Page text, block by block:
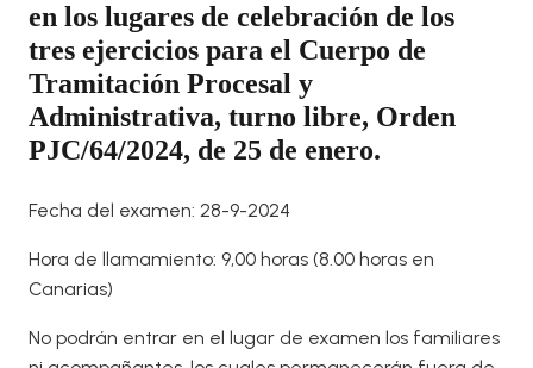
en los lugares de celebración de los
tres ejercicios para el Cuerpo de
Tramitación Procesal y
Administrativa, turno libre, Orden
PJC/64/2024, de 25 de enero.
Fecha del examen: 28-9-2024
Hora de llamamiento: 9,00 horas (8.00 horas en
Canarias)
No podrán entrar en el lugar de examen los familiares